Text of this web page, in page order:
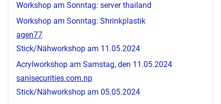
Workshop am Sonntag: server thailand
Workshop am Sonntag: Shrinkplastik
agen77
Stick/Nähworkshop am 11.05.2024
Acrylworkshop am Samstag, den 11.05.2024
sanisecurities.com.np
Stick/Nähworkshop am 05.05.2024